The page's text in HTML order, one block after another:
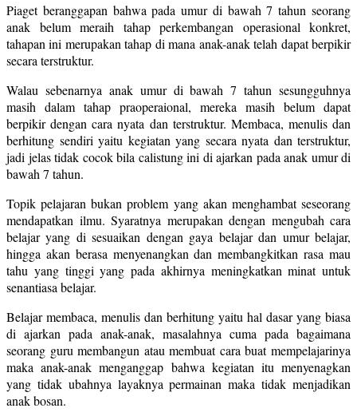
Piaget beranggapan bahwa pada umur di bawah 7 tahun seorang
anak belum meraih tahap perkembangan operasional konkret,
tahapan ini merupakan tahap di mana anak-anak telah dapat berpikir
secara terstruktur.
Walau sebenarnya anak umur di bawah 7 tahun sesungguhnya
masih dalam tahap praoperaional, mereka masih belum dapat
berpikir dengan cara nyata dan terstruktur. Membaca, menulis dan
berhitung sendiri yaitu kegiatan yang secara nyata dan terstruktur,
jadi jelas tidak cocok bila calistung ini di ajarkan pada anak umur di
bawah 7 tahun.
Topik pelajaran bukan problem yang akan menghambat seseorang
mendapatkan ilmu. Syaratnya merupakan dengan mengubah cara
belajar yang di sesuaikan dengan gaya belajar dan umur belajar,
hingga akan berasa menyenangkan dan membangkitkan rasa mau
tahu yang tinggi yang pada akhirnya meningkatkan minat untuk
senantiasa belajar.
Belajar membaca, menulis dan berhitung yaitu hal dasar yang biasa
di ajarkan pada anak-anak, masalahnya cuma pada bagaimana
seorang guru membangun atau membuat cara buat mempelajarinya
maka anak-anak menganggap bahwa kegiatan itu menyenagkan
yang tidak ubahnya layaknya permainan maka tidak menjadikan
anak bosan.